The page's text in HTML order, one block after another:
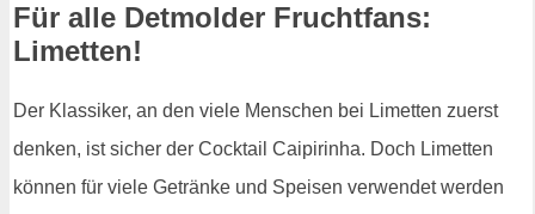
Für alle Detmolder Fruchtfans:
Limetten!
Der Klassiker, an den viele Menschen bei Limetten zuerst
denken, ist sicher der Cocktail Caipirinha. Doch Limetten
können für viele Getränke und Speisen verwendet werden